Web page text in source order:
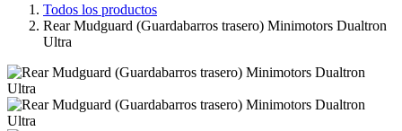
Todos los productos
Rear Mudguard (Guardabarros trasero) Minimotors Dualtron
Ultra